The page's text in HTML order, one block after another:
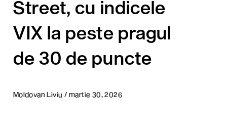
Street, cu indicele
VIX la peste pragul
de 30 de puncte
Moldovan Liviu / martie 30, 2026